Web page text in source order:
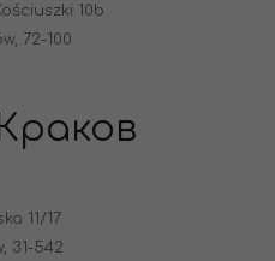
10b
72-100
11/17
31-542